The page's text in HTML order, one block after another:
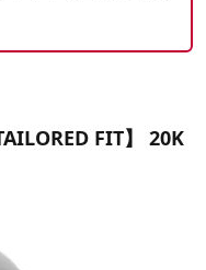
FIT】 20K